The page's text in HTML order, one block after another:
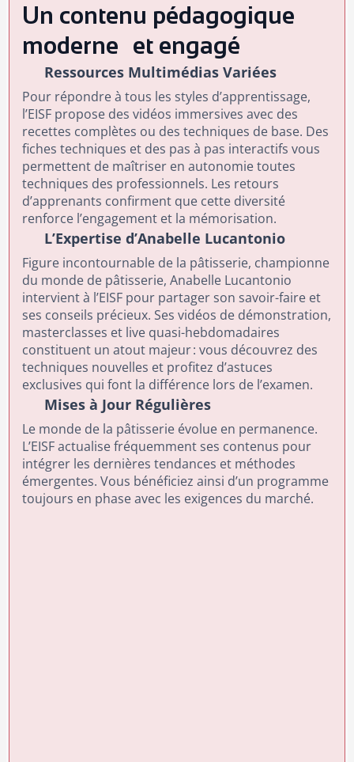
Un contenu pédagogique
moderne et engagé
Ressources Multimédias Variées
Pour répondre à tous les styles d’apprentissage,
l’EISF propose des vidéos immersives avec des
recettes complètes ou des techniques de base. Des
fiches techniques et des pas à pas interactifs vous
permettent de maîtriser en autonomie toutes
techniques des professionnels. Les retours
d’apprenants confirment que cette diversité
renforce l’engagement et la mémorisation.
L’Expertise d’Anabelle Lucantonio
Figure incontournable de la pâtisserie, championne
du monde de pâtisserie, Anabelle Lucantonio
intervient à l’EISF pour partager son savoir-faire et
ses conseils précieux. Ses vidéos de démonstration,
masterclasses et live quasi-hebdomadaires
constituent un atout majeur : vous découvrez des
techniques nouvelles et profitez d’astuces
exclusives qui font la différence lors de l’examen.
Mises à Jour Régulières
Le monde de la pâtisserie évolue en permanence.
L’EISF actualise fréquemment ses contenus pour
intégrer les dernières tendances et méthodes
émergentes. Vous bénéficiez ainsi d’un programme
toujours en phase avec les exigences du marché.